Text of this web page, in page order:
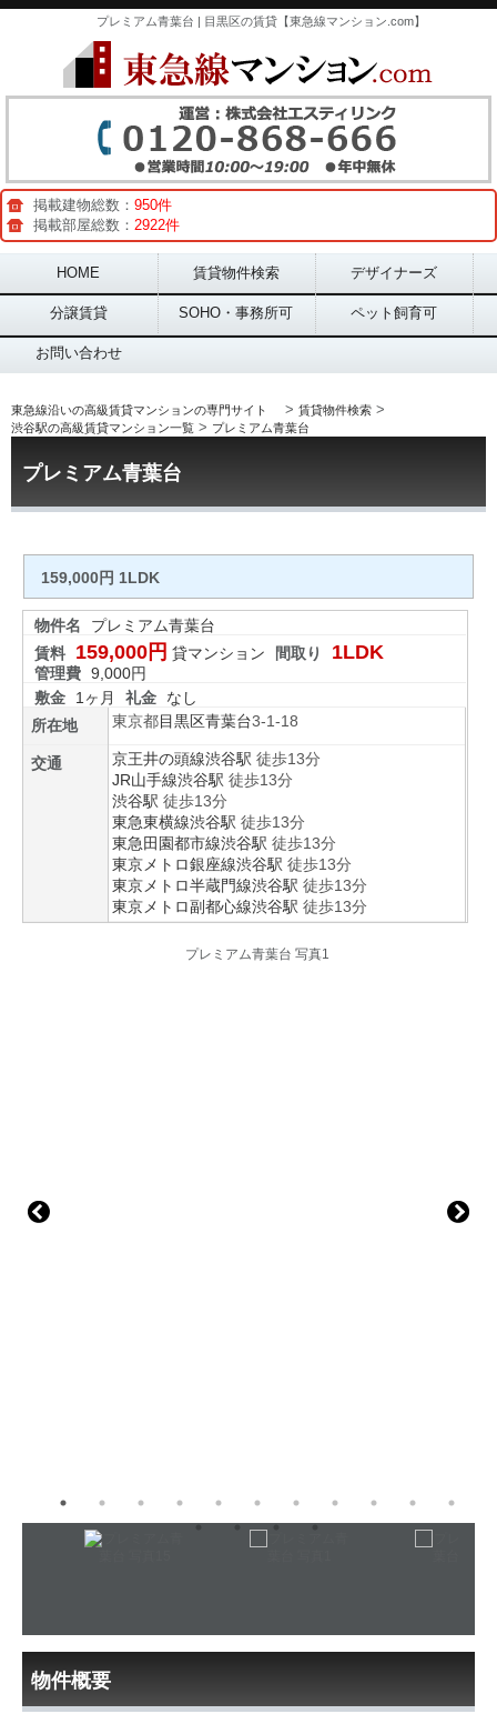
プレミアム青葉台 | 目黒区の賃貸【東急線マンション.com】
掲載建物総数： 950件
掲載部屋総数： 2922件
Main menu
HOME 賃貸物件検索 デザイナーズ
分譲賃貸 SOHO・事務所可 ペット飼育可
お問い合わせ
東急線沿いの高級賃貸マンションの専門サイト > 賃貸物件検索 >
渋谷駅の高級賃貸マンション一覧 > プレミアム青葉台
プレミアム青葉台
159,000円 1LDK
物件名
プレミアム青葉台
賃料
159,000円 貸マンション 間取り 1LDK
管理費 9,000円
敷金
1ヶ月 礼金
なし
所在地
東京都目黒区青葉台3-1-18
交通 京王井の頭線渋谷駅 徒歩13分
JR山手線渋谷駅 徒歩13分
渋谷駅 徒歩13分
東急東横線渋谷駅 徒歩13分
東急田園都市線渋谷駅 徒歩13分
東京メトロ銀座線渋谷駅 徒歩13分
東京メトロ半蔵門線渋谷駅 徒歩13分
東京メトロ副都心線渋谷駅 徒歩13分
物件概要